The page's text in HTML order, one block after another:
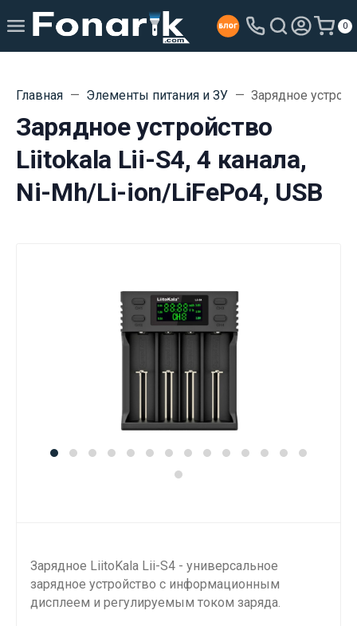
0
Главная Элементы питания и ЗУ Зарядное
Зарядное устройство
Liitokala Lii-S4, 4 канала,
Ni-Mh/Li-ion/LiFePo4, USB
Зарядное LiitoKala Lii-S4 - универсальное
зарядное устройство с информационным
дисплеем и регулируемым током заряда.